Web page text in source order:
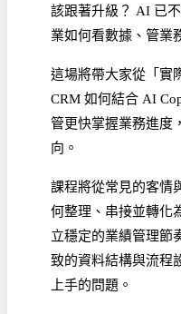
該跟著升級？ AI 已
業如何看數據、管業
這場將帶大家從「實
CRM 如何結合 AI
管更快掌握業務進度
向。
課程將從常見的客情
何整理、串接並轉化
立穩定的業績管理節
致的資料結構與流程
上手的問題。